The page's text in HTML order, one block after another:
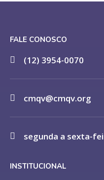
FALE CONOSCO
(12) 3954-0070
cmqv@cmqv.org
segunda a sexta-
INSTITUCIONAL